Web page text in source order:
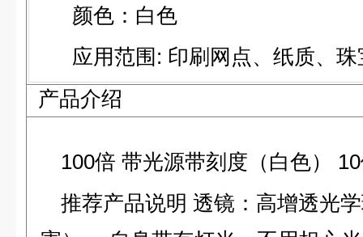
颜色：白色
应用范围: 印刷网点、纸质、
产品介绍
100倍 带光源带刻度（白色）
推荐产品说明 透镜：高增透光